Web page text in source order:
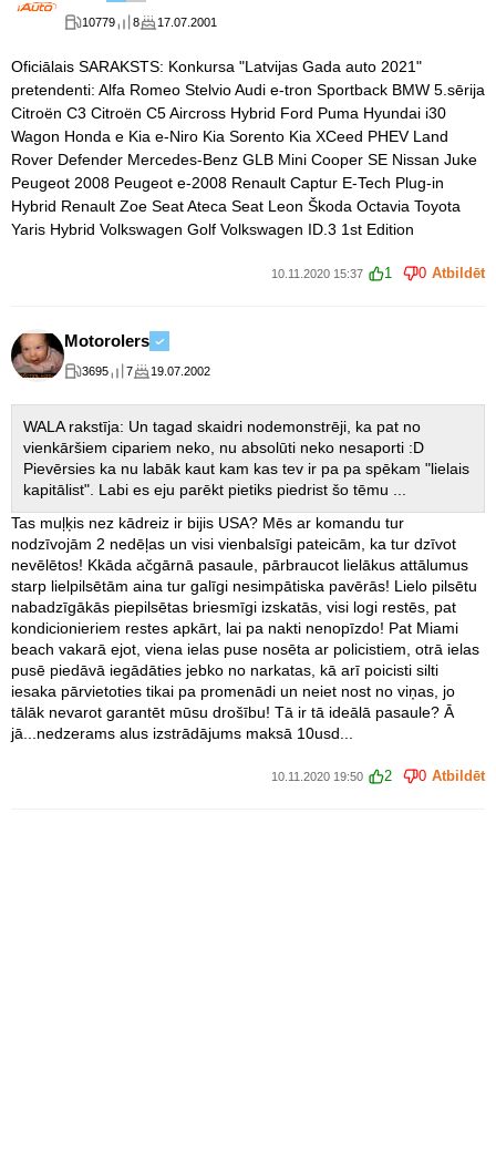
10779 8 17.07.2001
Oficiālais SARAKSTS: Konkursa "Latvijas Gada auto 2021"
pretendenti: Alfa Romeo Stelvio Audi e-tron Sportback BMW 5.sērija
Citroën C3 Citroën C5 Aircross Hybrid Ford Puma Hyundai i30
Wagon Honda e Kia e-Niro Kia Sorento Kia XCeed PHEV Land
Rover Defender Mercedes-Benz GLB Mini Cooper SE Nissan Juke
Peugeot 2008 Peugeot e-2008 Renault Captur E-Tech Plug-in
Hybrid Renault Zoe Seat Ateca Seat Leon Škoda Octavia Toyota
Yaris Hybrid Volkswagen Golf Volkswagen ID.3 1st Edition
10.11.2020 15:37 1 0 Atbildēt
Motorolers
3695 7 19.07.2002
WALA rakstīja: Un tagad skaidri nodemonstrēji, ka pat no
vienkāršiem cipariem neko, nu absolūti neko nesaporti :D
Pievērsies ka nu labāk kaut kam kas tev ir pa pa spēkam "lielais
kapitālist". Labi es eju parēkt pietiks piedrist šo tēmu ...
Tas muļķis nez kādreiz ir bijis USA? Mēs ar komandu tur
nodzīvojām 2 nedēļas un visi vienbalsīgi pateicām, ka tur dzīvot
nevēlētos! Kkāda ačgārnā pasaule, pārbraucot lielākus attālumus
starp lielpilsētām aina tur galīgi nesimpātiska pavērās! Lielo pilsētu
nabadzīgākās piepilsētas briesmīgi izskatās, visi logi restēs, pat
kondicionieriem restes apkārt, lai pa nakti nenopīzdo! Pat Miami
beach vakarā ejot, viena ielas puse nosēta ar policistiem, otrā ielas
pusē piedāvā iegādāties jebko no narkatas, kā arī poicisti silti
iesaka pārvietoties tikai pa promenādi un neiet nost no viņas, jo
tālāk nevarot garantēt mūsu drošību! Tā ir tā ideālā pasaule? Ā
jā...nedzerams alus izstrādājums maksā 10usd...
10.11.2020 19:50 2 0 Atbildēt